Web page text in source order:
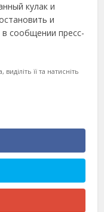
кулак и
и
в сообщении пресс-
її та натисніть